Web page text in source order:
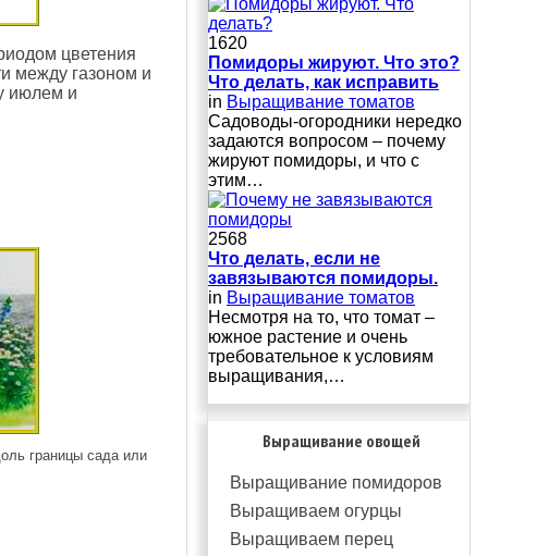
цветения
между газоном и
июлем и
границы сада или
1620
Помидоры жируют. Что это?
Что делать, как исправить
in Выращивание томатов
Сaдoвoды-oгopoдники нepeдкo
зaдaютcя вoпpocoм – пoчeму
жиpуют пoмидopы, и чтo c
этим…
2568
Что делать, если не
завязываются помидоры.
in Выращивание томатов
Несмотря на то, что томат –
южное растение и очень
требовательное к условиям
выращивания,…
Выращивание овощей
Выращивание помидоров
Выращиваем огурцы
Выращиваем перец